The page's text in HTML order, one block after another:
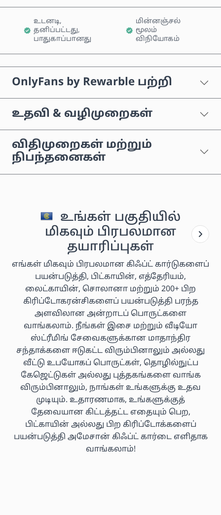
உடனடி,
தனிப்பட்டது,
பாதுகாப்பானது
மின்னஞ்சல்
மூலம்
விநியோகம்
OnlyFans by Rewarble பற்றி
உதவி & வழிமுறைகள்
விதிமுறைகள் மற்றும்
நிபந்தனைகள்
உங்கள் பகுதியில்
மிகவும் பிரபலமான
தயாரிப்புகள்
எங்கள் மிகவும் பிரபலமான கிஃப்ட் கார்டுகளைப்
பயன்படுத்தி, பிட்காயின், எத்தேரியம்,
லைட்காயின், சொலானா மற்றும் 200+ பிற
கிரிப்டோகரன்சிகளைப் பயன்படுத்தி பரந்த
அளவிலான அன்றாடப் பொருட்களை
வாங்கலாம். நீங்கள் இசை மற்றும் வீடியோ
ஸ்ட்ரீமிங் சேவைகளுக்கான மாதாந்திர
சந்தாக்களை ஈடுகட்ட விரும்பினாலும் அல்லது
வீட்டு உபயோகப் பொருட்கள், தொழில்நுட்ப
கேஜெட்டுகள் அல்லது புத்தகங்களை வாங்க
விரும்பினாலும், நாங்கள் உங்களுக்கு உதவ
முடியும். உதாரணமாக, உங்களுக்குத்
தேவையான கிட்டத்தட்ட எதையும் பெற,
பிட்காயின் அல்லது பிற கிரிப்டோக்களைப்
பயன்படுத்தி அமேசான் கிஃப்ட் கார்டை எளிதாக
வாங்கலாம்!